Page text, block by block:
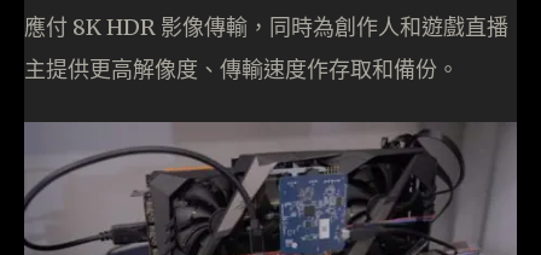
應付 8K HDR 影像傳輸，同時為創作人和遊戲直播
主提供更高解像度、傳輸速度作存取和備份。